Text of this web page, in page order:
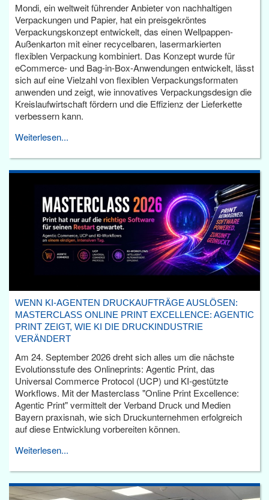
Mondi, ein weltweit führender Anbieter von nachhaltigen
Verpackungen und Papier, hat ein preisgekröntes
Verpackungskonzept entwickelt, das einen Wellpappen-
Außenkarton mit einer recycelbaren, lasermarkierten
flexiblen Verpackung kombiniert. Das Konzept wurde für
eCommerce- und Bag-in-Box-Anwendungen entwickelt, lässt
sich auf eine Vielzahl von flexiblen Verpackungsformaten
anwenden und zeigt, wie innovatives Verpackungsdesign die
Kreislaufwirtschaft fördern und die Effizienz der Lieferkette
verbessern kann.
Weiterlesen...
WENN KI-AGENTEN DRUCKAUFTRÄGE AUSLÖSEN:
MASTERCLASS ONLINE PRINT EXCELLENCE: AGENTIC
PRINT ZEIGT, WIE KI DIE DRUCKINDUSTRIE
VERÄNDERT
Am 24. September 2026 dreht sich alles um die nächste
Evolutionsstufe des Onlineprints: Agentic Print, das
Universal Commerce Protocol (UCP) und KI-gestützte
Workflows. Mit der Masterclass "Online Print Excellence:
Agentic Print" vermittelt der Verband Druck und Medien
Bayern praxisnah, wie sich Druckunternehmen erfolgreich
auf diese Entwicklung vorbereiten können.
Weiterlesen...